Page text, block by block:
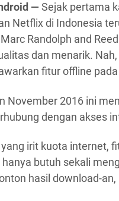
— Sejak pertama
Netflix di Indonesia
Randolph and
dan menarik.
fitur offline
November 2016 ini
dengan akses
irit kuota internet,
butuh sekali
hasil download-